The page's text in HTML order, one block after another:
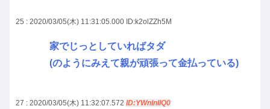
25 : 2020/03/05(木) 11:31:05.000 ID:k2olZZh5M
家でじっとしていればタダ
(のようにみえて親が頑張って金払っている)
27 : 2020/03/05(木) 11:32:07.572 ID:YWnlnIIQ0